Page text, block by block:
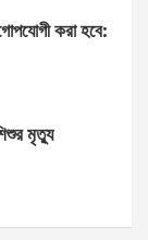
করা হবে:
মৃত্যু